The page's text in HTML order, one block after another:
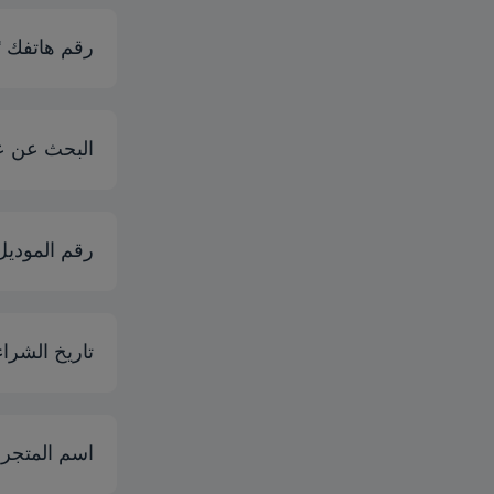
رقم هاتفك
البحث عن
رقم
تاريخ
اسم المتجر